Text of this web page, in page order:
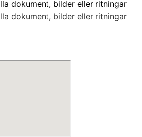
dokument, bilder eller ritningar
dokument, bilder eller ritningar